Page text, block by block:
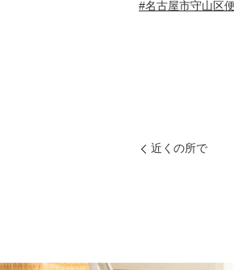
#名古屋市守山区
近くの所で